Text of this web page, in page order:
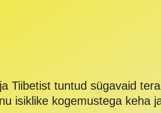
Tiibetist tuntud sügavaid
isiklike kogemustega keha